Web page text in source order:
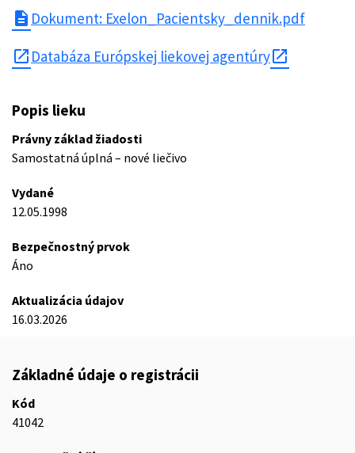
description Dokument: Exelon_Pacientsky_dennik.pdf
open_in_new Databáza Európskej liekovej agentúry
Popis lieku
Právny základ žiadosti
Samostatná úplná – nové liečivo
Vydané
12.05.1998
Bezpečnostný prvok
Áno
Aktualizácia údajov
16.03.2026
Základné údaje o registrácii
Kód
41042